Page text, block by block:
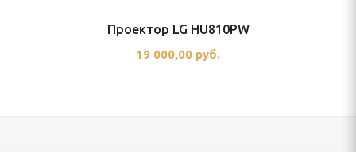
Проектор LG HU810PW
19 000,00 руб.